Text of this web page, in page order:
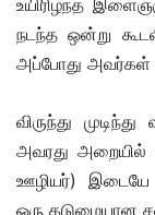
நடந்த ஒன்று
அப்போது அவர்கள்
விருந்து
அவரது அறையில்
ஊழியர்) இடையே
ஒரு கடுமையான